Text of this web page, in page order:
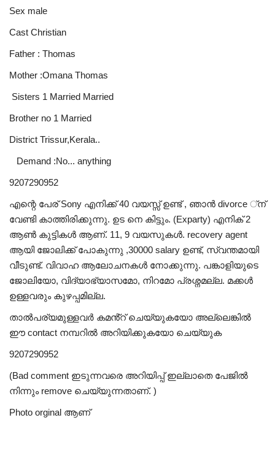
Sex male
Cast Christian
Father : Thomas
Mother :Omana Thomas
Sisters 1 Married Married
Brother no 1 Married
District Trissur,Kerala..
Demand :No... anything
9207290952
എന്റെ പേര് Sony എനിക്ക് 40 വയസ്സ് ഉണ്ട് , ഞാൻ divorce ്ന്
വേണ്ടി കാത്തിരിക്കുന്നു. ഉട നെ കിട്ടും. (Exparty) എനിക് 2
ആൺ കുട്ടികൾ ആണ്. 11, 9 വയസുകൾ. recovery agent
ആയി ജോലിക്ക് പോകുന്നു ,30000 salary ഉണ്ട്, സ്വന്തമായി
വീടുണ്ട്. വിവാഹ ആലോചനകൾ നോക്കുന്നു. പങ്കാളിയുടെ
ജോലിയോ, വിദ്യാഭ്യാസമോ, നിറമോ പ്രശ്നമല്ല. മക്കൾ
ഉള്ളവരും കുഴപ്പമില്ല.
താൽപര്യമുള്ളവർ കമൻ്റ് ചെയ്യുകയോ അല്ലെങ്കിൽ
ഈ contact നമ്പറിൽ അറിയിക്കുകയോ ചെയ്യുക
9207290952
(Bad comment ഇടുന്നവരെ അറിയിപ്പ് ഇല്ലാതെ പേജിൽ
നിന്നും remove ചെയ്യുന്നതാണ്. )
Photo orginal ആണ്